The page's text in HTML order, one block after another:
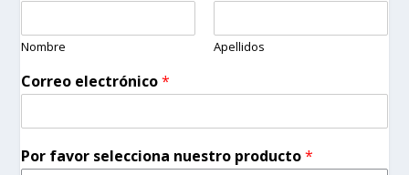
Nombre Apellidos
Correo electrónico*
Por favor selecciona nuestro producto*